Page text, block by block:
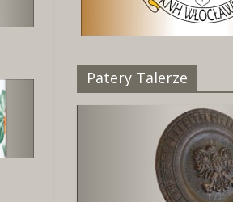
Patery Talerze